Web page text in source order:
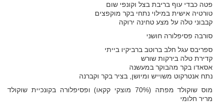
פטה כבדי עוף בריבת בצל וקונפי שום
טורטיה אישית במילוי נתחי בקר מוקפצים
קבבוני טלה על מצע טחינה ירוקה
סורבה פסיפלורה חושני
ספריבס עגל חלב ברוטב ברביקיו בייתי
קדירת טלה בירקות שורש
אסאדו בקר מהבוקר במעשנה
נתח אנטרקוט משוייש ומיושן, בציר בקר וקברנה
מוס שוקולד מפתה (70% מוצקי קקאו) ופסיפלורה בקונכיית שוקולד
מריר חלומי